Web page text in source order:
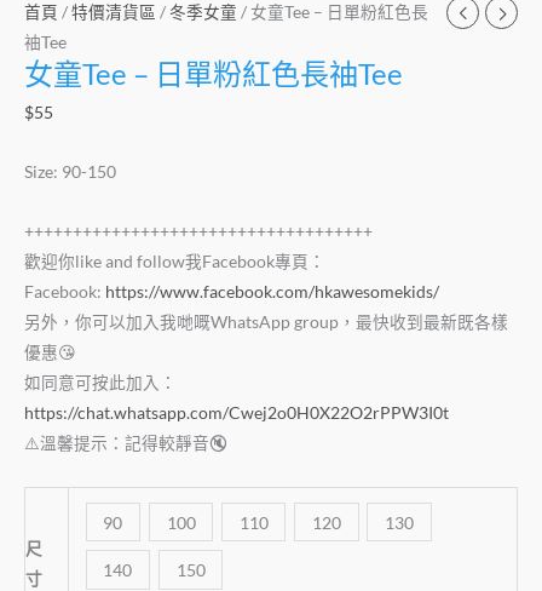
首頁 /特價清貨區 /冬季女童 / 女童Tee – 日單粉紅色長
䄂Tee
女童Tee – 日單粉紅色長䄂Tee
$55
Size: 90-150
++++++++++++++++++++++++++++++++++++
歡迎你like and follow我Facebook專頁：
Facebook: https://www.facebook.com/hkawesomekids/
另外，你可以加入我哋嘅WhatsApp group，最快收到最新既各樣
優惠😘
如同意可按此加入：
https://chat.whatsapp.com/Cwej2o0H0X22O2rPPW3I0t
⚠️溫馨提示：記得較靜音🔇
尺
寸
90 100 110 120 130
140 150